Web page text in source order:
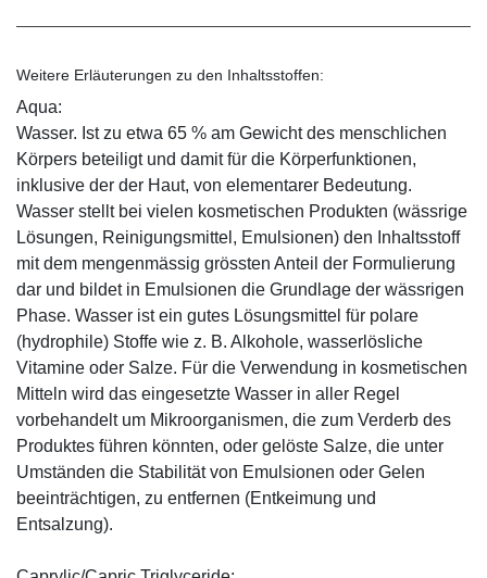
Weitere Erläuterungen zu den Inhaltsstoffen:
Aqua:
Wasser. Ist zu etwa 65 % am Gewicht des menschlichen
Körpers beteiligt und damit für die Körperfunktionen,
inklusive der der Haut, von elementarer Bedeutung.
Wasser stellt bei vielen kosmetischen Produkten (wässrige
Lösungen, Reinigungsmittel, Emulsionen) den Inhaltsstoff
mit dem mengenmässig grössten Anteil der Formulierung
dar und bildet in Emulsionen die Grundlage der wässrigen
Phase. Wasser ist ein gutes Lösungsmittel für polare
(hydrophile) Stoffe wie z. B. Alkohole, wasserlösliche
Vitamine oder Salze. Für die Verwendung in kosmetischen
Mitteln wird das eingesetzte Wasser in aller Regel
vorbehandelt um Mikroorganismen, die zum Verderb des
Produktes führen könnten, oder gelöste Salze, die unter
Umständen die Stabilität von Emulsionen oder Gelen
beeinträchtigen, zu entfernen (Entkeimung und
Entsalzung).